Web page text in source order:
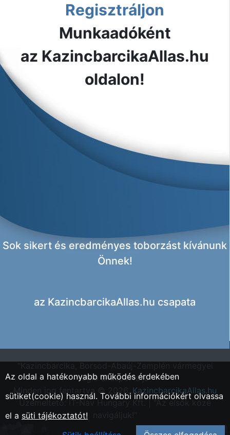
Regisztráljon
Munkaadóként
az KazincbarcikaAllas.hu
oldalon!
Sok sikert és eredményes toborzást kívánunk
Önnek!
az KazincbarcikaAllas.hu csapata
régió állásportálja"
Minden jog fentartva © 2026. KazincbarcikaAllas.hu
Üzemeltető: IT-Nav Hungary Kft. | "Az elsők közé
Az oldal a hatékonyabb működés érdekében
sütiket(cookie) használ. További információkért olvassa
el a süti tájékoztatót!